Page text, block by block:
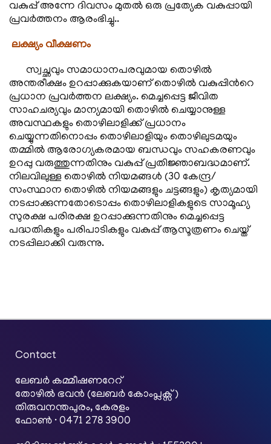
വകുപ്പ് അന്നേ ദിവസം മുതല്‍ ഒരു പ്രത്യേക വകുപ്പായി
പ്രവര്‍ത്തനം ആരംഭിച്ചു..
ലക്ഷ്യം വീക്ഷണം
സ്വച്ഛവും സമാധാനപരവുമായ തൊഴില്‍
അന്തരീക്ഷം ഉറപ്പാക്കുകയാണ് തൊഴില്‍ വകുപ്പിന്‍റെ
പ്രധാന പ്രവര്‍ത്തന ലക്ഷ്യം. മെച്ചപ്പെട്ട ജീവിത
സാഹചര്യവും മാന്യമായി തൊഴില്‍ ചെയ്യാനുള്ള
അവസ്ഥകളും തൊഴിലാളിക്ക് പ്രധാനം
ചെയ്യുന്നതിനൊപ്പം തൊഴിലാളിയും തൊഴിലുടമയും
തമ്മില്‍ ആരോഗ്യകരമായ ബന്ധവും സഹകരണവും
ഉറപ്പു വരുത്തുന്നതിനും വകുപ്പ് പ്രതിജ്ഞാബദ്ധമാണ്.
നിലവിലുള്ള തൊഴില്‍ നിയമങ്ങള്‍ (30 കേന്ദ്ര/
സംസ്ഥാന തൊഴില്‍ നിയമങ്ങളും ചട്ടങ്ങളും) കൃത്യമായി
നടപ്പാക്കുന്നതോടൊപ്പം തൊഴിലാളികളുടെ സാമൂഹ്യ
സുരക്ഷ പരിരക്ഷ ഉറപ്പാക്കുന്നതിനും മെച്ചപ്പെട്ട
പദ്ധതികളും പരിപാടികളും വകുപ്പ് ആസൂത്രണം ചെയ്ത്
നടപ്പിലാക്കി വരുന്നു.
Contact
ലേബര്‍ കമ്മീഷണറേറ്
തോഴിൽ ഭവൻ (ലേബർ കോംപ്ലക്സ്)
തിരുവനന്തപുരം, കേരളം
ഫോൺ · 0471 278 3900